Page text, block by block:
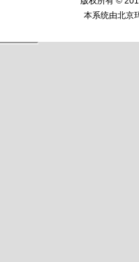
本系统由北京